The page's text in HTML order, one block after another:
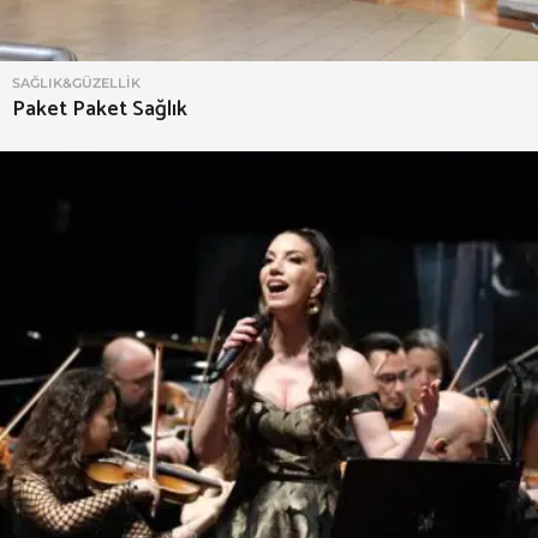
SAĞLIK&GÜZELLIK
Paket Paket Sağlık